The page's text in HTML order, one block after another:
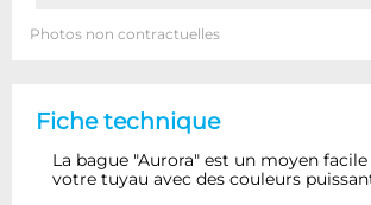
Photos non contractuelles
Fiche technique
La bague "Aurora" est un moyen
votre tuyau avec des couleurs